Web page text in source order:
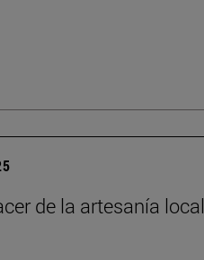
de la artesanía local